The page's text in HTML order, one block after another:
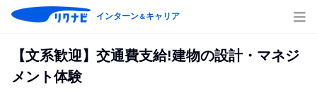
インターン＆キャリア
【文系歓迎】交通費支給!建物の設計・マネジ
メント体験